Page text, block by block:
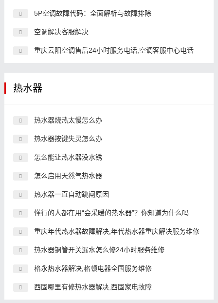
5P空调故障代码：全面解析与故障排除
空调解决客服解决
重庆云阳空调售后24小时服务电话,空调客服中心电话
热水器
热水器烧热太慢怎么办
热水器按键失灵怎么办
怎么能让热水器没水锈
怎么启用天然气热水器
热水器一直自动跳闸原因
懂行的人都在用“会采暖的热水器”？你知道为什么吗
重庆年代热水器故障解决,年代热水器重庆解决服务维修
热水器铜管开关漏水怎么修24小时服务维修
格永热水器解决,格顿电器全国服务维修
西固哪里有修热水器解决,西固家电故障